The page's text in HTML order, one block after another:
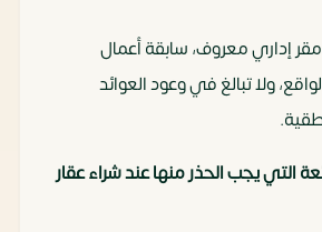
مقر إداري معروف، سابقة أعمال
ولا تبالغ في وعود العوائد
التي يجب الحذر منها عند شراء عقار